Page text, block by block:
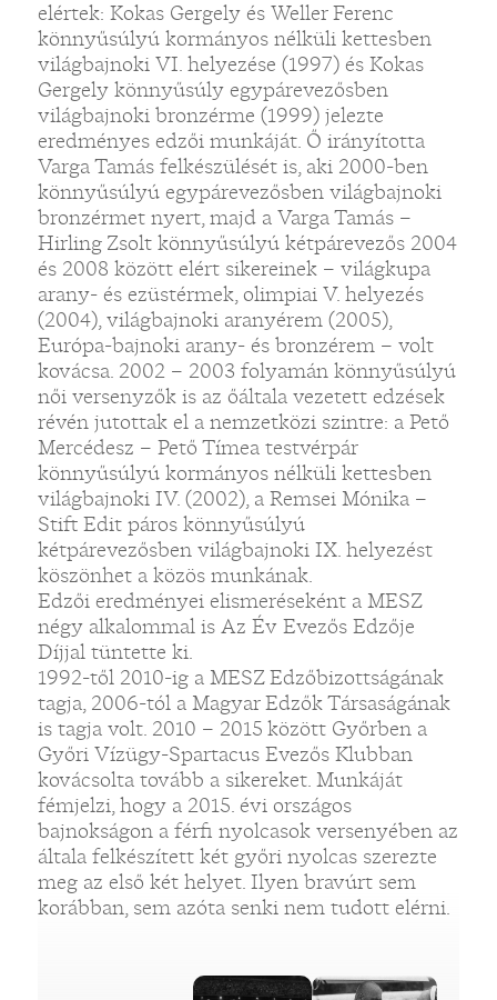
elértek: Kokas Gergely és Weller Ferenc
könnyűsúlyú kormányos nélküli kettesben
világbajnoki VI. helyezése (1997) és Kokas
Gergely könnyűsúly egypárevezősben
világbajnoki bronzérme (1999) jelezte
eredményes edzői munkáját. Ő irányította
Varga Tamás felkészülését is, aki 2000-ben
könnyűsúlyú egypárevezősben világbajnoki
bronzérmet nyert, majd a Varga Tamás –
Hirling Zsolt könnyűsúlyú kétpárevezős 2004
és 2008 között elért sikereinek – világkupa
arany- és ezüstérmek, olimpiai V. helyezés
(2004), világbajnoki aranyérem (2005),
Európa-bajnoki arany- és bronzérem – volt
kovácsa. 2002 – 2003 folyamán könnyűsúlyú
női versenyzők is az őáltala vezetett edzések
révén jutottak el a nemzetközi szintre: a Pető
Mercédesz – Pető Tímea testvérpár
könnyűsúlyú kormányos nélküli kettesben
világbajnoki IV. (2002), a Remsei Mónika –
Stift Edit páros könnyűsúlyú
kétpárevezősben világbajnoki IX. helyezést
köszönhet a közös munkának.
Edzői eredményei elismeréseként a MESZ
négy alkalommal is Az Év Evezős Edzője
Díjjal tüntette ki.
1992-től 2010-ig a MESZ Edzőbizottságának
tagja, 2006-tól a Magyar Edzők Társaságának
is tagja volt. 2010 – 2015 között Győrben a
Győri Vízügy-Spartacus Evezős Klubban
kovácsolta tovább a sikereket. Munkáját
fémjelzi, hogy a 2015. évi országos
bajnokságon a férfi nyolcasok versenyében az
általa felkészített két győri nyolcas szerezte
meg az első két helyet. Ilyen bravúrt sem
korábban, sem azóta senki nem tudott elérni.